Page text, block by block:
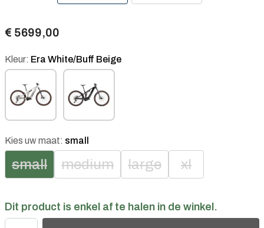
€ 5699,00
Kleur: Era White/Buff Beige
Kies uw maat: small
small medium large xl
Dit product is enkel af te halen in de winkel.